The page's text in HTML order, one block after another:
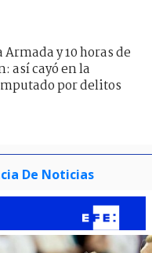
Armada y 10 horas de
así cayó en la
por delitos
De Noticias